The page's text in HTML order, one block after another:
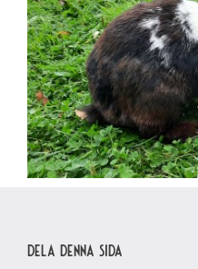
Dela denna sida